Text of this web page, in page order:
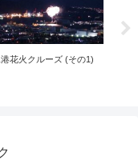
花火クルーズ (その1)